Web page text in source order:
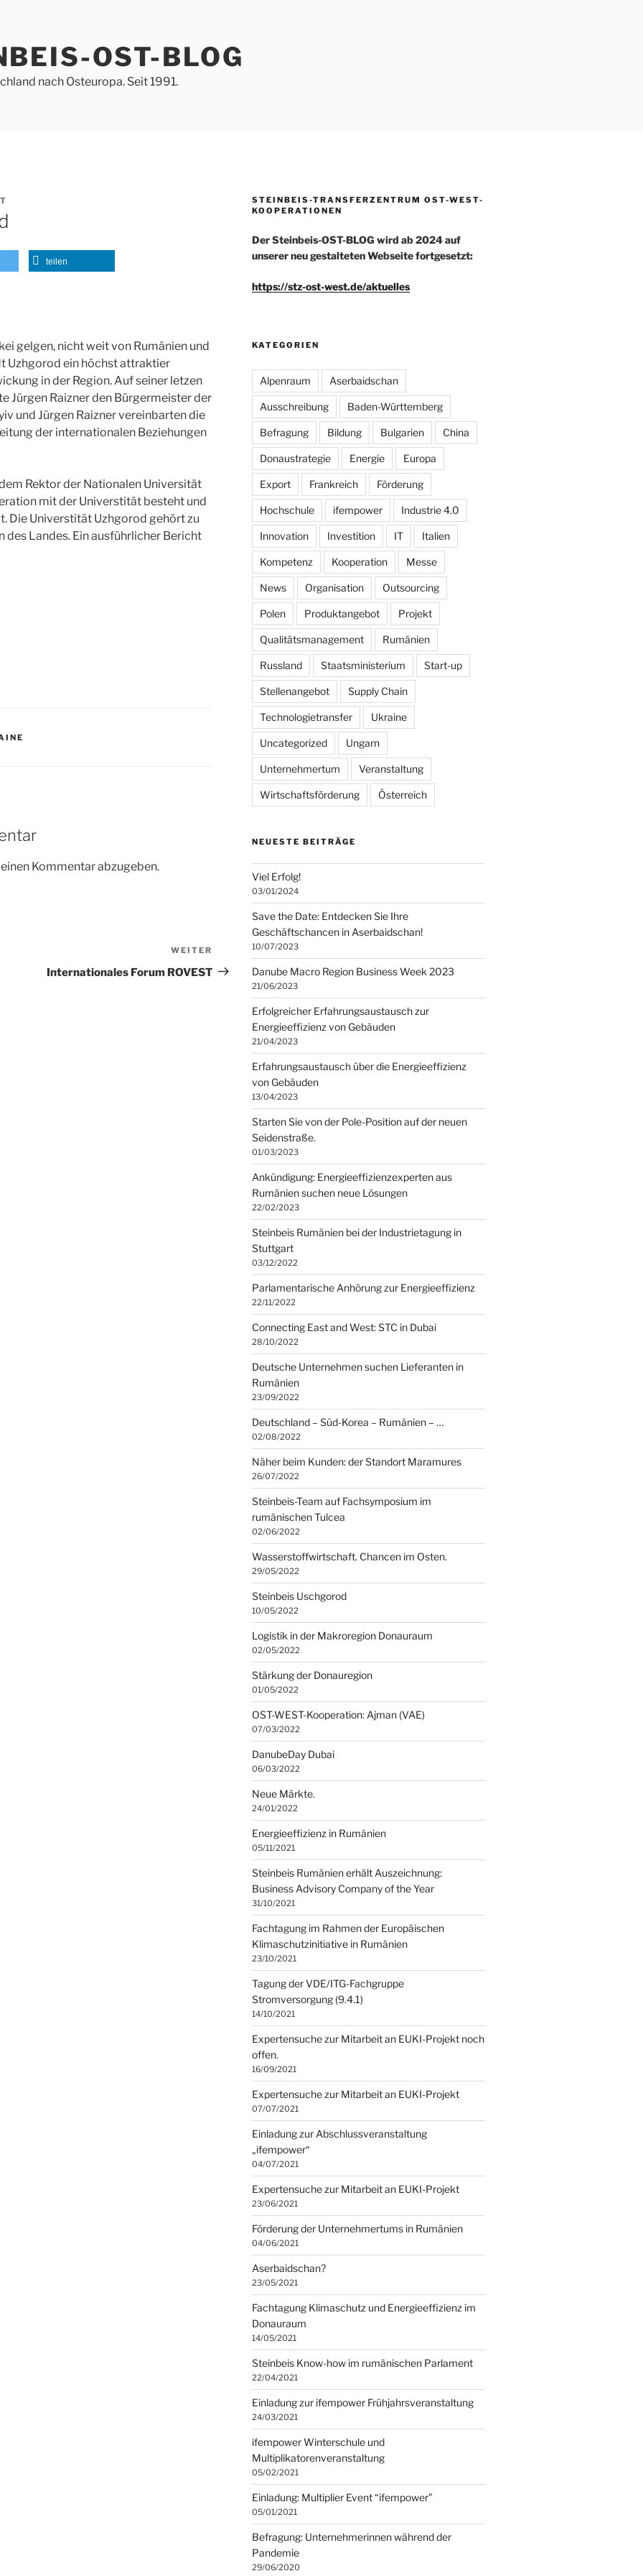
OST-BLOG
nach Osteuropa. Seit 1991.
teilen
gelgen, nicht weit von Rumänien und
Uzhgorod ein höchst attraktier
in der Region. Auf seiner letzen
Jürgen Raizner den Bürgermeister der
und Jürgen Raizner vereinbartendie
der internationalen Beziehungen
Rektor der Nationalen Universität
mit der Universtität besteht und
Die Universtität Uzhgorod gehört zu
Landes. Ein ausführlicher Bericht
Kommentar abzugeben.
Nächster
Beitrag
WEITER
Internationales Forum ROVEST
STEINBEIS-TRANSFERZENTRUM OST-WEST-
KOOPERATIONEN
Der Steinbeis-OST-BLOG wird ab 2024 auf
unserer neu gestalteten Webseite fortgesetzt:
https://stz-ost-west.de/aktuelles
KATEGORIEN
Alpenraum Aserbaidschan
Ausschreibung Baden-Württemberg
Befragung Bildung Bulgarien China
Donaustrategie Energie Europa
Export Frankreich Förderung
Hochschule ifempower Industrie 4.0
Innovation Investition IT Italien
Kompetenz Kooperation Messe
News Organisation Outsourcing
Polen Produktangebot Projekt
Qualitätsmanagement Rumänien
Russland Staatsministerium Start-up
Stellenangebot Supply Chain
Technologietransfer Ukraine
Uncategorized Ungarn
Unternehmertum Veranstaltung
Wirtschaftsförderung Österreich
NEUESTE BEITRÄGE
Viel Erfolg!
03/01/2024
Save the Date: Entdecken Sie Ihre
Geschäftschancen in Aserbaidschan!
10/07/2023
Danube Macro Region Business Week 2023
21/06/2023
Erfolgreicher Erfahrungsaustausch zur
Energieeffizienz von Gebäuden
21/04/2023
Erfahrungsaustausch über die Energieeffizienz
von Gebäuden
13/04/2023
Starten Sie von der Pole-Position auf der neuen
Seidenstraße.
01/03/2023
Ankündigung: Energieeffizienzexperten aus
Rumänien suchen neue Lösungen
22/02/2023
Steinbeis Rumänien bei der Industrietagung in
Stuttgart
03/12/2022
Parlamentarische Anhörung zur Energieeffizienz
22/11/2022
Connecting East and West: STC in Dubai
28/10/2022
Deutsche Unternehmen suchen Lieferanten in
Rumänien
23/09/2022
Deutschland – Süd-Korea – Rumänien – …
02/08/2022
Näher beim Kunden: der Standort Maramures
26/07/2022
Steinbeis-Team auf Fachsymposium im
rumänischen Tulcea
02/06/2022
Wasserstoffwirtschaft. Chancen im Osten.
29/05/2022
Steinbeis Uschgorod
10/05/2022
Logistik in der Makroregion Donauraum
02/05/2022
Stärkung der Donauregion
01/05/2022
OST-WEST-Kooperation: Ajman (VAE)
07/03/2022
DanubeDay Dubai
06/03/2022
Neue Märkte.
24/01/2022
Energieeffizienz in Rumänien
05/11/2021
Steinbeis Rumänien erhält Auszeichnung:
Business Advisory Company of the Year
31/10/2021
Fachtagung im Rahmen der Europäischen
Klimaschutzinitiative in Rumänien
23/10/2021
Tagung der VDE/ITG-Fachgruppe
Stromversorgung (9.4.1)
14/10/2021
Expertensuche zur Mitarbeit an EUKI-Projekt noch
offen.
16/09/2021
Expertensuche zur Mitarbeit an EUKI-Projekt
07/07/2021
Einladung zur Abschlussveranstaltung
„ifempower“
04/07/2021
Expertensuche zur Mitarbeit an EUKI-Projekt
23/06/2021
Förderung der Unternehmertums in Rumänien
04/06/2021
Aserbaidschan?
23/05/2021
Fachtagung Klimaschutz und Energieeffizienz im
Donauraum
14/05/2021
Steinbeis Know-how im rumänischen Parlament
22/04/2021
Einladung zur ifempower Frühjahrsveranstaltung
24/03/2021
ifempower Winterschule und
Multiplikatorenveranstaltung
05/02/2021
Einladung: Multiplier Event “ifempower”
05/01/2021
Befragung: Unternehmerinnen während der
Pandemie
29/06/2020